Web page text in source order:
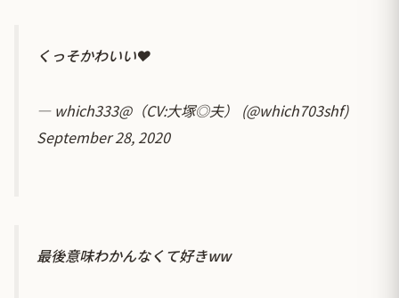
くっそかわいい❤
— which333@（CV:大塚◎夫） (@which703shf)
September 28, 2020
最後意味わかんなくて好きww